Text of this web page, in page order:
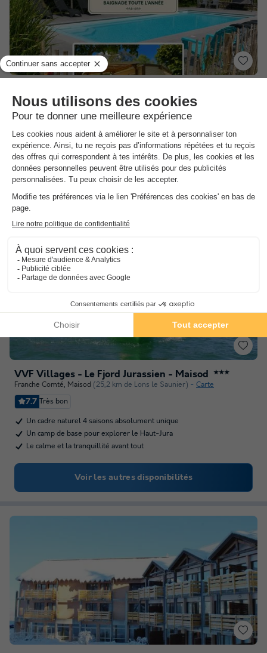
Franche Comté,Arc Et Senans (43,4 km de Lons le Saunier)
4.6 8.8 Excellent
Piscine extérieure chauffée
En bordure de Rivière
Canoë et Paddle
Voir les autres disponibilités
VVF Villages - Le Fjord Jurassien - Maisod ★★★
Franche Comté, Maisod (25,2 km de Lons le Saunier) Carte
7.7 Très bon
Un cadre naturel 4 saisons absolument unique
Un camp de base pour explorer le Haut-Jura
Le calme et la tranquillité avant tout
Voir les autres disponibilités